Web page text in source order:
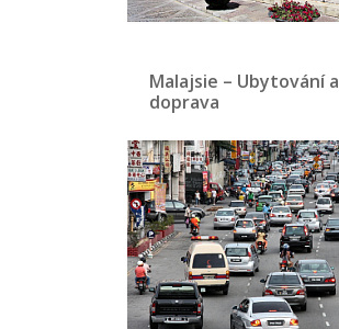
Malajsie – Ubytování a
doprava